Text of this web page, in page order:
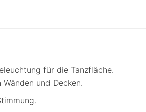
für die Tanzfläche.
und Decken.